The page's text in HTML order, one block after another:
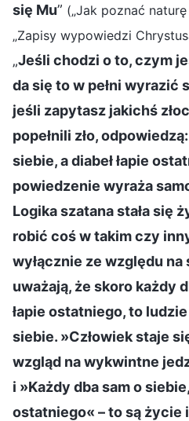
się Mu” („Jak poznać
„Zapisy wypowiedzi
„Jeśli chodzi o to, czym
da się to w pełni wyrazić
jeśli zapytasz jakichś
popełnili zło,
siebie, a diabeł łapie
powiedzenie wyraża
Logika szatana stała się
robić coś w takim czy
wyłącznie ze względu
uważają, że skoro każdy
łapie ostatniego, to
siebie. »Człowiek staje
wzgląd na wykwintne
i »Każdy dba sam o siebie,
ostatniego« – to są życie